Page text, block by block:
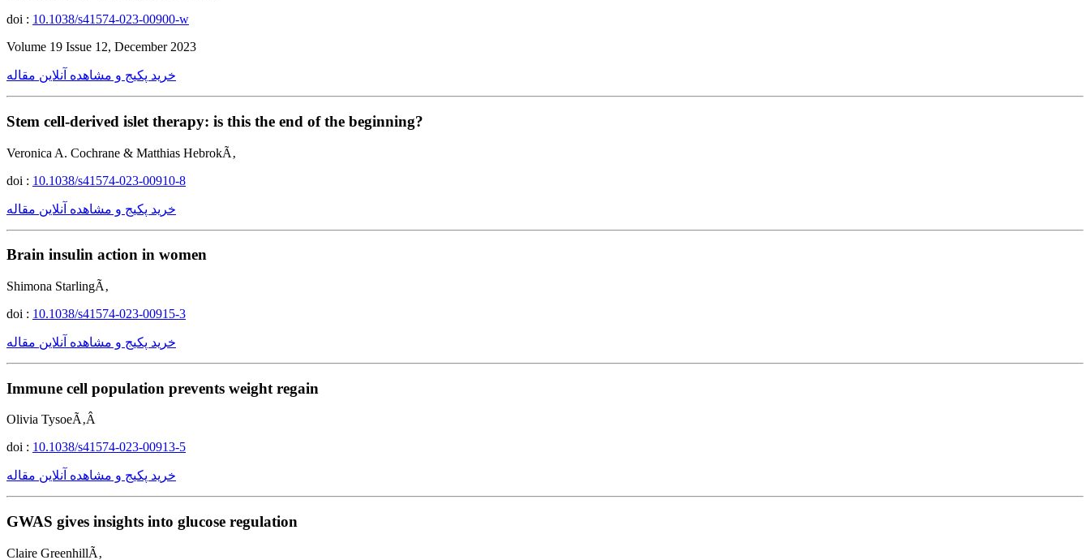
doi : 10.1038/s41574-023-00900-w
Volume 19 Issue 12, December 2023
خرید پکیج و مشاهده آنلاین مقاله
Stem cell-derived islet therapy: is this the end of the beginning?
Veronica A. Cochrane & Matthias HebrokÃ‚
doi : 10.1038/s41574-023-00910-8
خرید پکیج و مشاهده آنلاین مقاله
Brain insulin action in women
Shimona StarlingÃ‚
doi : 10.1038/s41574-023-00915-3
خرید پکیج و مشاهده آنلاین مقاله
Immune cell population prevents weight regain
Olivia TysoeÃ‚Â
doi : 10.1038/s41574-023-00913-5
خرید پکیج و مشاهده آنلاین مقاله
GWAS gives insights into glucose regulation
Claire GreenhillÃ‚